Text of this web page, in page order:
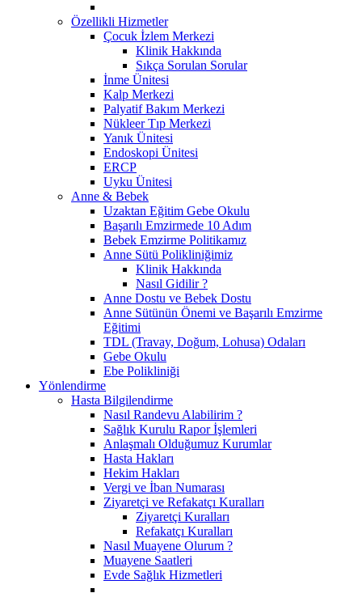
Özellikli Hizmetler
Çocuk İzlem Merkezi
Klinik Hakkında
Sıkça Sorulan Sorular
İnme Ünitesi
Kalp Merkezi
Palyatif Bakım Merkezi
Nükleer Tıp Merkezi
Yanık Ünitesi
Endoskopi Ünitesi
ERCP
Uyku Ünitesi
Anne & Bebek
Uzaktan Eğitim Gebe Okulu
Başarılı Emzirmede 10 Adım
Bebek Emzirme Politikamız
Anne Sütü Polikliniğimiz
Klinik Hakkında
Nasıl Gidilir ?
Anne Dostu ve Bebek Dostu
Anne Sütünün Önemi ve Başarılı Emzirme
Eğitimi
TDL (Travay, Doğum, Lohusa) Odaları
Gebe Okulu
Ebe Polikliniği
Yönlendirme
Hasta Bilgilendirme
Nasıl Randevu Alabilirim ?
Sağlık Kurulu Rapor İşlemleri
Anlaşmalı Olduğumuz Kurumlar
Hasta Hakları
Hekim Hakları
Vergi ve İban Numarası
Ziyaretçi ve Refakatçı Kuralları
Ziyaretçi Kuralları
Refakatçı Kuralları
Nasıl Muayene Olurum ?
Muayene Saatleri
Evde Sağlık Hizmetleri